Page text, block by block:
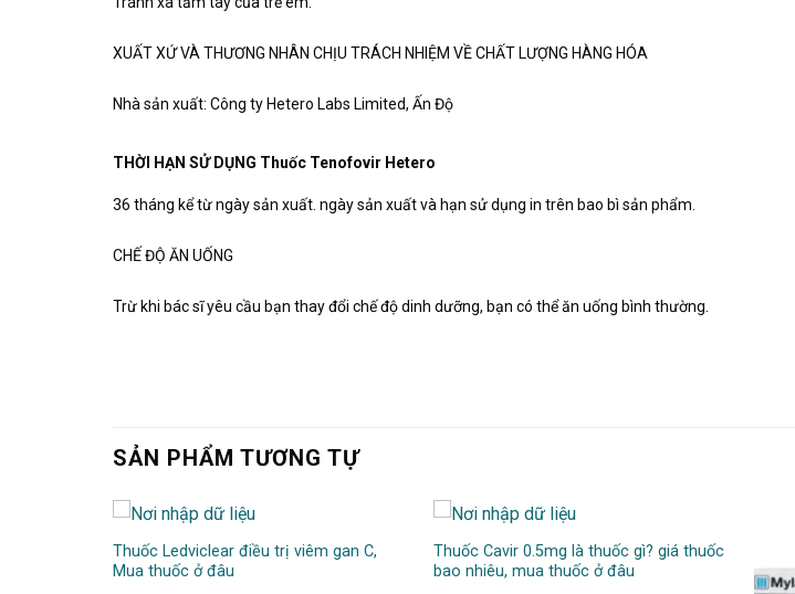
XUẤT XỨ VÀ THƯƠNG NHÂN CHỊU TRÁCH NHIỆM VỀ CHẤT LƯỢNG HÀNG HÓA
Nhà sản xuất: Công ty Hetero Labs Limited, Ấn Độ
THỜI HẠN SỬ DỤNG Thuốc Tenofovir Hetero
36 tháng kể từ ngày sản xuất. ngày sản xuất và hạn sử dụng in trên bao bì sản phẩm.
CHẾ ĐỘ ĂN UỐNG
Trừ khi bác sĩ yêu cầu bạn thay đổi chế độ dinh dưỡng, bạn có thể ăn uống bình thường.
SẢN PHẨM TƯƠNG TỰ
Thuốc Ledviclear điều trị viêm gan C,
Mua thuốc ở đâu
Thuốc Cavir 0.5mg là thuốc gì? giá thuốc
bao nhiêu, mua thuốc ở đâu